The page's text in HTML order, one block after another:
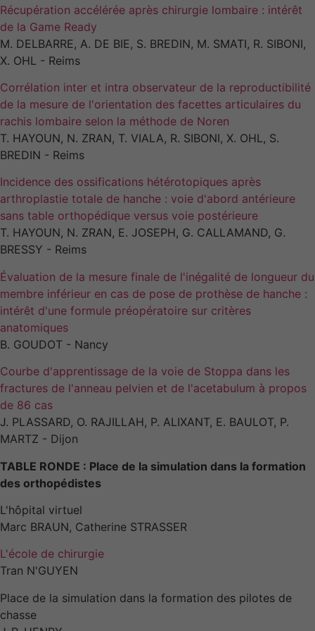
Récupération accélérée après chirurgie lombaire : intérêt
de la Game Ready
M. DELBARRE, A. DE BIE, S. BREDIN, M. SMATI, R. SIBONI,
X. OHL - Reims
Corrélation inter et intra observateur de la reproductibilité
de la mesure de l'orientation des facettes articulaires du
rachis lombaire selon la méthode de Noren
T. HAYOUN, N. ZRAN, T. VIALA, R. SIBONI, X. OHL, S.
BREDIN - Reims
Incidence des ossifications hétérotopiques après
arthroplastie totale de hanche : voie d'abord antérieure
sans table orthopédique versus voie postérieure
T. HAYOUN, N. ZRAN, E. JOSEPH, G. CALLAMAND, G.
BRESSY - Reims
Évaluation de la mesure finale de l'inégalité de longueur du
membre inférieur en cas de pose de prothèse de hanche :
intérêt d'une formule préopératoire sur critères
anatomiques
B. GOUDOT - Nancy
Courbe d'apprentissage de la voie de Stoppa dans les
fractures de l'anneau pelvien et de l'acetabulum à propos
de 86 cas
J. PLASSARD, O. RAJILLAH, P. ALIXANT, E. BAULOT, P.
MARTZ - Dijon
TABLE RONDE : Place de la simulation dans la formation
des orthopédistes
L'hôpital virtuel
Marc BRAUN, Catherine STRASSER
L'école de chirurgie
Tran N'GUYEN
Place de la simulation dans la formation des pilotes de
chasse